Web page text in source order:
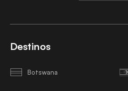
Destinos
Botswana